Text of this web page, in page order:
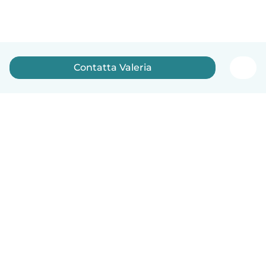
Contatta Valeria